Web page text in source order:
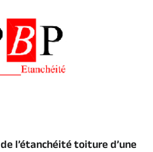
l’étanchéité toiture d’une